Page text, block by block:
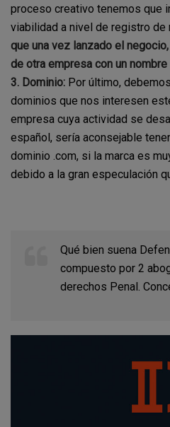
proceso creativo tenemos que
viabilidad a nivel de registro de
que una vez lanzado el
de otra empresa con un nombre
3. Dominio: Por último,
dominios que nos interesen
empresa cuya actividad se
español, sería aconsejable
dominio .com, si la marca es
debido a la gran especulación
Qué bien suena
compuesto por 2
derechos Penal.